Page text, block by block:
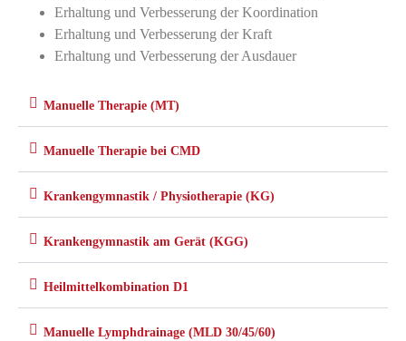
Erhaltung und Verbesserung der Koordination
Erhaltung und Verbesserung der Kraft
Erhaltung und Verbesserung der Ausdauer
Manuelle Therapie (MT)
Manuelle Therapie bei CMD
Krankengymnastik / Physiotherapie (KG)
Krankengymnastik am Gerät (KGG)
Heilmittelkombination D1
Manuelle Lymphdrainage (MLD 30/45/60)